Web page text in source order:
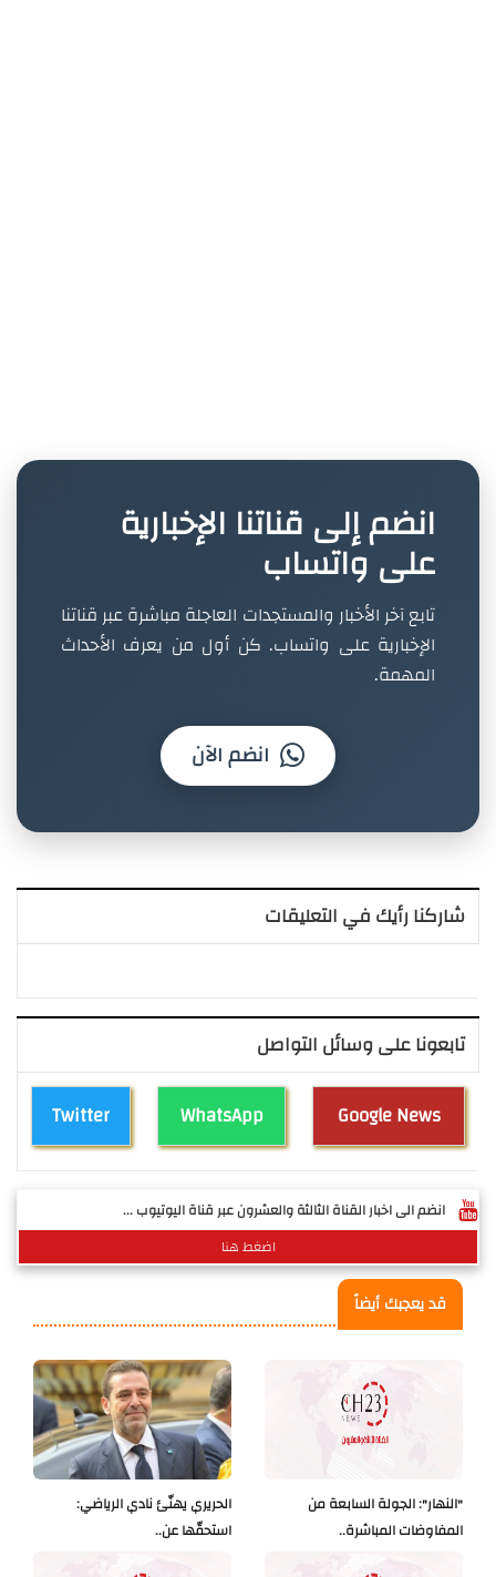
انضم إلى قناتنا الإخبارية
على واتساب
تابع آخر الأخبار والمستجدات العاجلة مباشرة عبر قناتنا
الإخبارية على واتساب. كن أول من يعرف الأحداث
المهمة.
انضم الآن
شاركنا رأيك في التعليقات
تابعونا على وسائل التواصل
Twitter WhatsApp Google News
انضم الى اخبار القناة الثالثة والعشرون عبر قناة اليوتيوب ...
اضغط هنا
قد يعجبك أيضاً
الحريري يهنّئ نادي الرياضي:
استحقّها عن..
"النهار": الجولة السابعة من
المفاوضات المباشرة..